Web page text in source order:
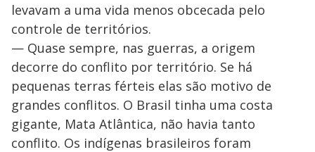
levavam a uma vida menos obcecada pelo
controle de territórios.
— Quase sempre, nas guerras, a origem
decorre do conflito por território. Se há
pequenas terras férteis elas são motivo de
grandes conflitos. O Brasil tinha uma costa
gigante, Mata Atlântica, não havia tanto
conflito. Os indígenas brasileiros foram